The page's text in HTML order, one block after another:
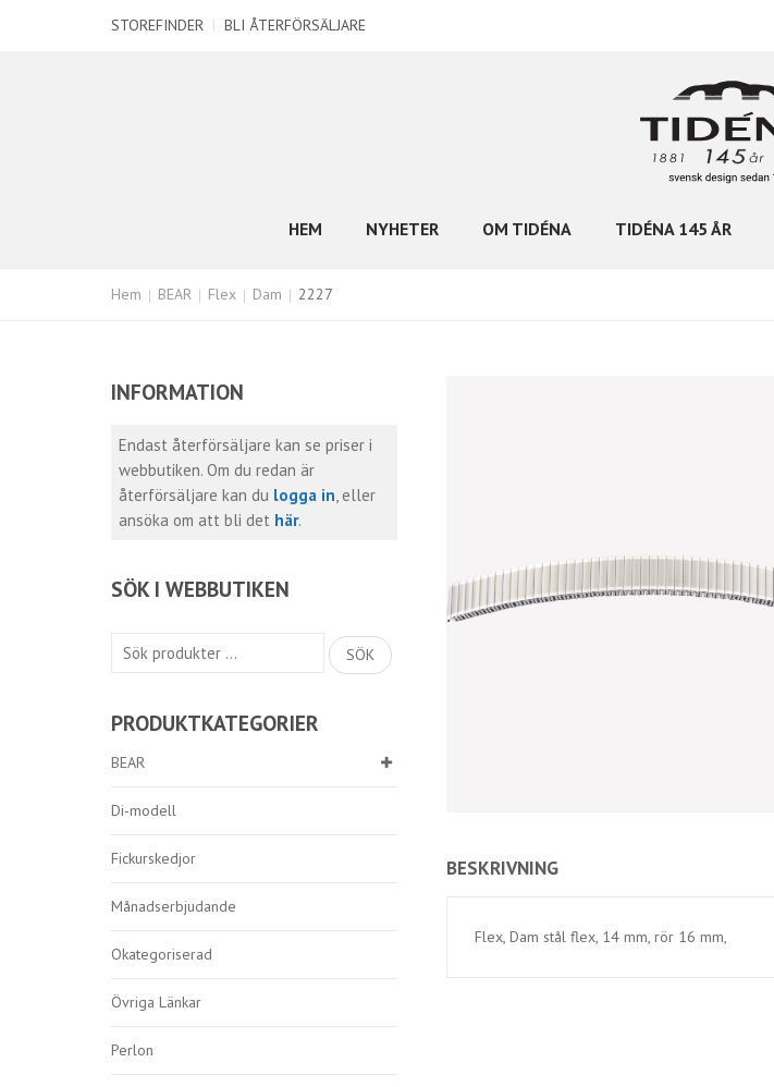
STOREFINDER | BLI ÅTERFÖRSÄLJARE
HEM NYHETER OM TIDÉNA TIDÉNA 145 ÅR
Hem BEAR Flex Dam 2227
INFORMATION
Endast återförsäljare kan se priser i
webbutiken. Om du redan är
återförsäljare kan du logga in, eller
ansöka om att bli det här.
SÖK I WEBBUTIKEN
Sök
SÖK
PRODUKTKATEGORIER
BEAR
Di-modell
Fickurskedjor
Månadserbjudande
Okategoriserad
Övriga Länkar
Perlon
BESKRIVNING
Flex, Dam stål flex, 14 mm, rör 16 mm,